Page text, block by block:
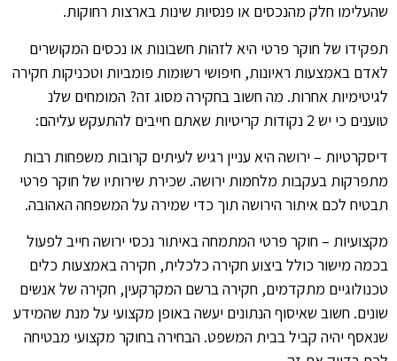
שהעלימו חלק מהנכסים או פנסיות שינות בארצות רחוקות.
תפקידו של חוקר פרטי היא לזהות חשבונות או נכסים המקושרים
לאדם באמצעות ראיונות, חיפושי רשומות פומביות וטכניקות חקירה
לגיטימיות אחרות. מה חשוב בחקירה מסוג זה? המומחים שלנ
טוענים כי יש 2 נקודות קריטיות שאתם חייבים להתעקש עליהם:
דיסקרטיות – ירושה היא עניין רגיש לעיתים קרובות משפחות רבות
מתפרקות בעקבות מלחמות ירושה. שכירת שירותיו של חוקר פרטי
תבטיח לכם איתור הירושה תוך כדי שמירה על המשפחה האהובה.
מקצועיות – חוקר פרטי המתמחה באיתור נכסי ירושה חייב לפעול
בכמה מישור כולל ביצוע חקירה כלכלית, חקירה באמצעות כלים
טכנולוגיים מתקדמים, חקירה ברשם המקרקעין, חקירה של אנשים
שונים. חשוב שאיסוף הנתונים יעשה באופן מקצועי על מנת שהמידע
שנאסף יהיה קביל בבית המשפט. הבחירה בחוקר מקצועי מבטיחה